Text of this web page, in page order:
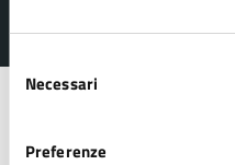
Selezione
delNecessari
Preferenze